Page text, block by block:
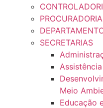
PROCURADORIA
SECRETARIAS
Meio
Educação